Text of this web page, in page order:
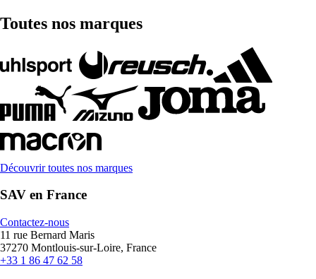
Toutes nos marques
Découvrir toutes nos marques
SAV en France
Contactez-nous
11 rue Bernard Maris
37270 Montlouis-sur-Loire, France
+33 1 86 47 62 58